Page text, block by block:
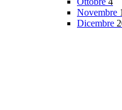
Novembre 1
Dicembre